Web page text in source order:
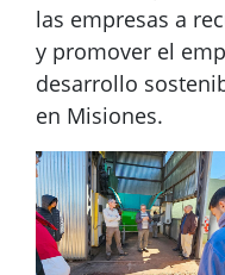
las empresas a
y promover el
desarrollo
en Misiones.